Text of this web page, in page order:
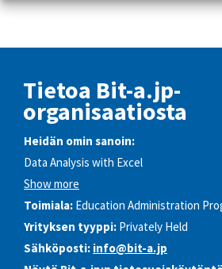
Tietoa Bit-a.jp-
organisaatiosta
Heidän omin sanoin:
Data Analysis with Excel
Show more
Toimiala: Education Administration
Yrityksen tyyppi: Privately Held
Sähköposti: info@bit-a.jp